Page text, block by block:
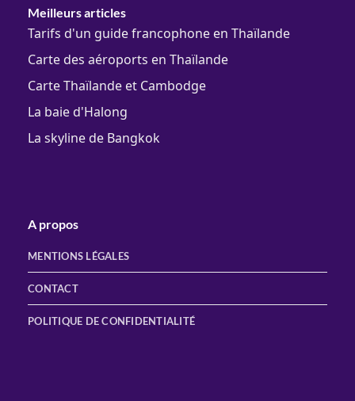
Meilleurs articles
Tarifs d'un guide francophone en Thaïlande
Carte des aéroports en Thaïlande
Carte Thaïlande et Cambodge
La baie d'Halong
La skyline de Bangkok
A propos
MENTIONS LÉGALES
CONTACT
POLITIQUE DE CONFIDENTIALITÉ